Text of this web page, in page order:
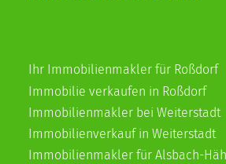
Ihr Immobilienmakler für Roßdorf
Immobilie verkaufen in Roßdorf
Immobilienmakler bei Weiterstadt
Immobilienverkauf in Weiterstadt
Immobilienmakler für Alsbach-